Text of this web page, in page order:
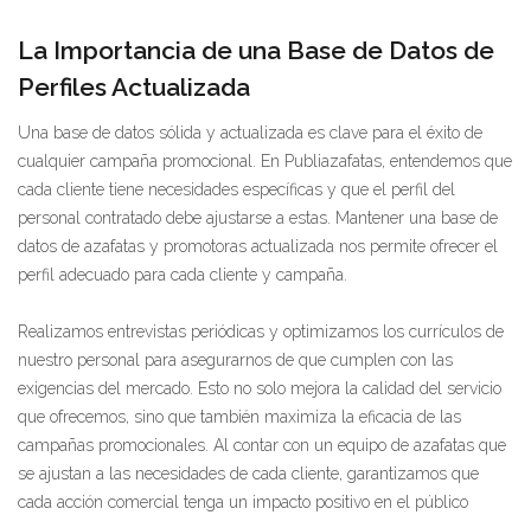
La Importancia de una Base de Datos de
Perfiles Actualizada
Una base de datos sólida y actualizada es clave para el éxito de
cualquier campaña promocional. En Publiazafatas, entendemos que
cada cliente tiene necesidades específicas y que el perfil del
personal contratado debe ajustarse a estas. Mantener una base de
datos de azafatas y promotoras actualizada nos permite ofrecer el
perfil adecuado para cada cliente y campaña.
Realizamos entrevistas periódicas y optimizamos los currículos de
nuestro personal para asegurarnos de que cumplen con las
exigencias del mercado. Esto no solo mejora la calidad del servicio
que ofrecemos, sino que también maximiza la eficacia de las
campañas promocionales. Al contar con un equipo de azafatas que
se ajustan a las necesidades de cada cliente, garantizamos que
cada acción comercial tenga un impacto positivo en el público